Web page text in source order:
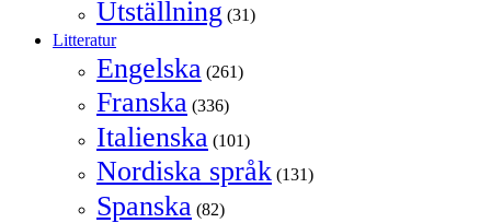
Utställning (31)
Litteratur
Engelska (261)
Franska (336)
Italienska (101)
Nordiska språk (131)
Spanska (82)